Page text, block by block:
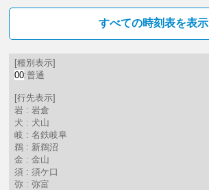
すべての時刻表を表示
[種別表示]
00:普通
[行先表示]
岩 : 岩倉
犬 : 犬山
岐 : 名鉄岐阜
鵜 : 新鵜沼
金 : 金山
須 : 須ケ口
弥 : 弥富